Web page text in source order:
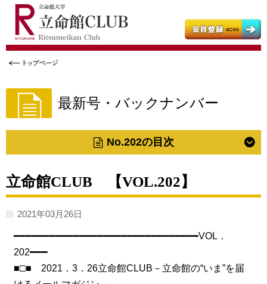
立命館大学 立命館大学父母教育後援会
最新号・バックナンバー
No.202の目次
立命館CLUB 【VOL.202】
2021年03月26日
━━━━━━━━━━━━━━━━━━━━━━━━━━━━━━━VOL．
202━━━
■□■ 2021．3．26立命館CLUB－立命館の“いま”を届